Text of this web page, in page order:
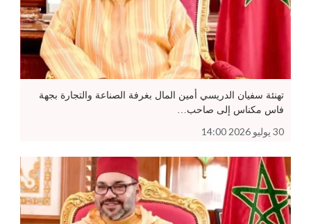
تهنئة سفيان الدريسي أمين المال بغرفة الصناعة والتجارة بجهة
فاس مكناس إلى صاحب…
30 يوليو 2026 14:00